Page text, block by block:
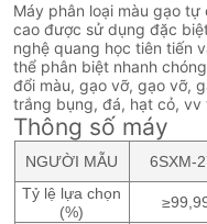
Máy phân loại màu gạo tự
cao được sử dụng đặc
nghệ quang học tiên tiến
thể phân biệt nhanh
đổi màu, gạo vỡ, gạo vỡ,
trắng bụng, đá, hạt cỏ, vv
Thông số máy
NGƯỜI MẪU 6SXM-
Tỷ lệ lựa chọn
(%)